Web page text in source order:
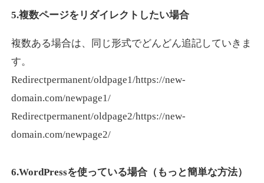
5.複数ページをリダイレクトしたい場合
複数ある場合は、同じ形式でどんどん追記していきま
す。
Redirectpermanent/oldpage1/https://new-
domain.com/newpage1/
Redirectpermanent/oldpage2/https://new-
domain.com/newpage2/
6.WordPressを使っている場合（もっと簡単な方法）